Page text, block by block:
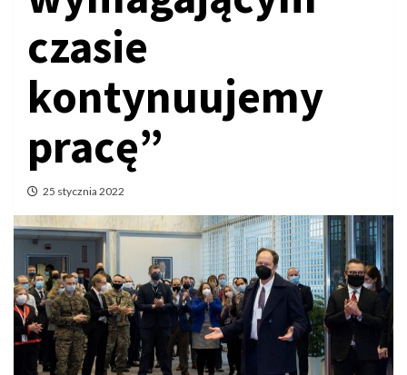
czasie
kontynuujemy
pracę”
25 stycznia 2022